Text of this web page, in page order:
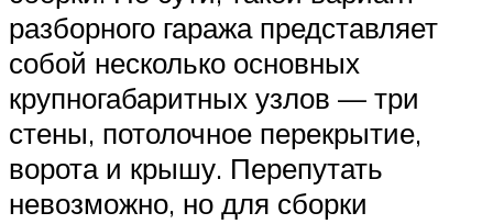
разборного гаража представляет
собой несколько основных
крупногабаритных узлов — три
стены, потолочное перекрытие,
ворота и крышу. Перепутать
невозможно, но для сборки